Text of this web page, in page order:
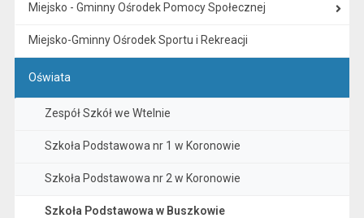
Miejsko - Gminny Ośrodek Pomocy Społecznej
Miejsko-Gminny Ośrodek Sportu i Rekreacji
Oświata
Zespół Szkół we Wtelnie
Szkoła Podstawowa nr 1 w Koronowie
Szkoła Podstawowa nr 2 w Koronowie
Szkoła Podstawowa w Buszkowie